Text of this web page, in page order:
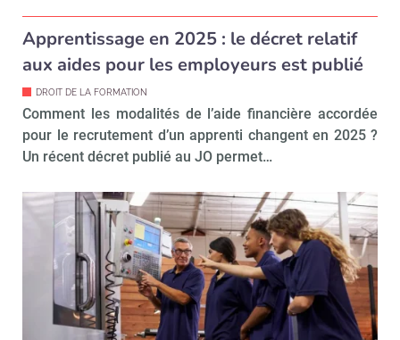
Apprentissage en 2025 : le décret relatif
aux aides pour les employeurs est publié
DROIT DE LA FORMATION
Comment les modalités de l’aide financière accordée
pour le recrutement d’un apprenti changent en 2025 ?
Un récent décret publié au JO permet…